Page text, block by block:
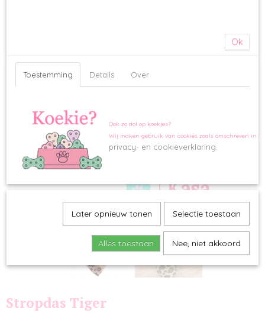
Stropdas Tiger
Ok
Toestemming Details Over
Ook zo dol op koekjes?
Wij maken gebruik van cookies zoals omschreven in
privacy- en cookieverklaring.
Later opnieuw tonen Selectie toestaan
Alles toestaan Nee, niet akkoord